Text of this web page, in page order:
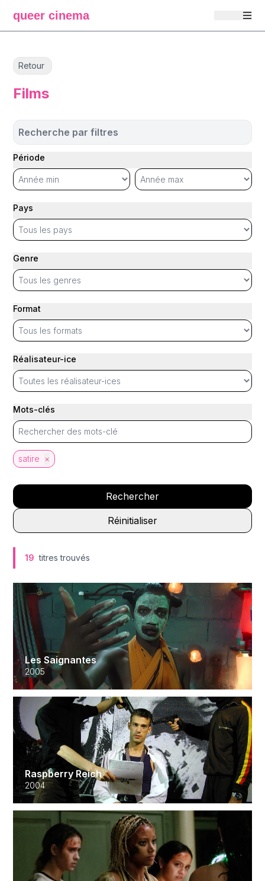
queer cinema
Retour
Films
Recherche par filtres
Période
Pays
Genre
Format
Réalisateur-ice
Mots-clés
satire ×
Rechercher
Réinitialiser
19 titres trouvés
Les Saignantes
2005
Raspberry Reich
2004